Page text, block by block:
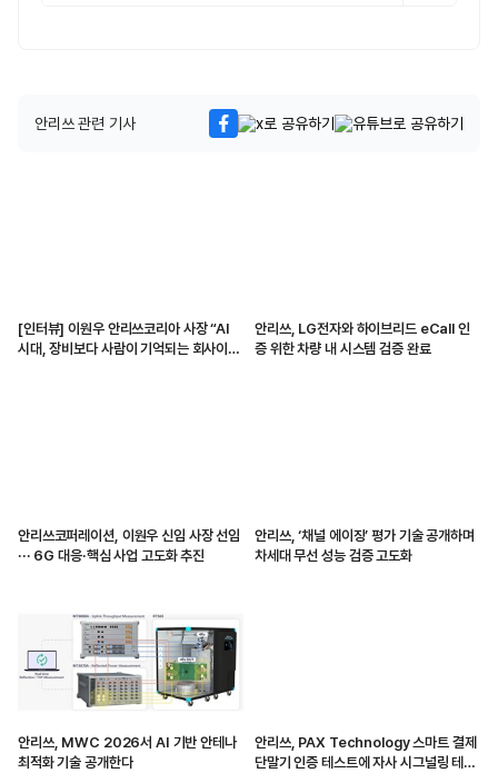
안리쓰 관련 기사
[인터뷰] 이원우 안리쓰코리아 사장 “AI
시대, 장비보다 사람이 기억되는 회사이고
안리쓰, LG전자와 하이브리드 eCall 인
증 위한 차량 내 시스템 검증 완료
안리쓰코퍼레이션, 이원우 신임 사장 선임
··· 6G 대응·핵심 사업 고도화 추진
안리쓰, ‘채널 에이징’ 평가 기술 공개하며
차세대 무선 성능 검증 고도화
안리쓰, MWC 2026서 AI 기반 안테나
최적화 기술 공개한다
안리쓰, PAX Technology 스마트 결제
단말기 인증 테스트에 자사 시그널링 테스